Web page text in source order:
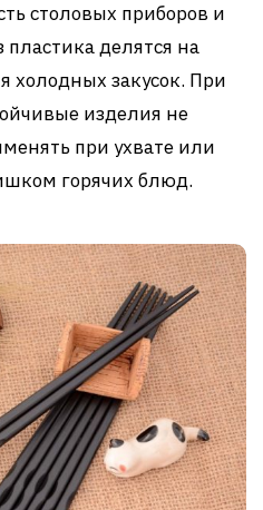
столовых приборов и
делятся на
холодных закусок. При
изделия не
при ухвате или
горячих блюд.